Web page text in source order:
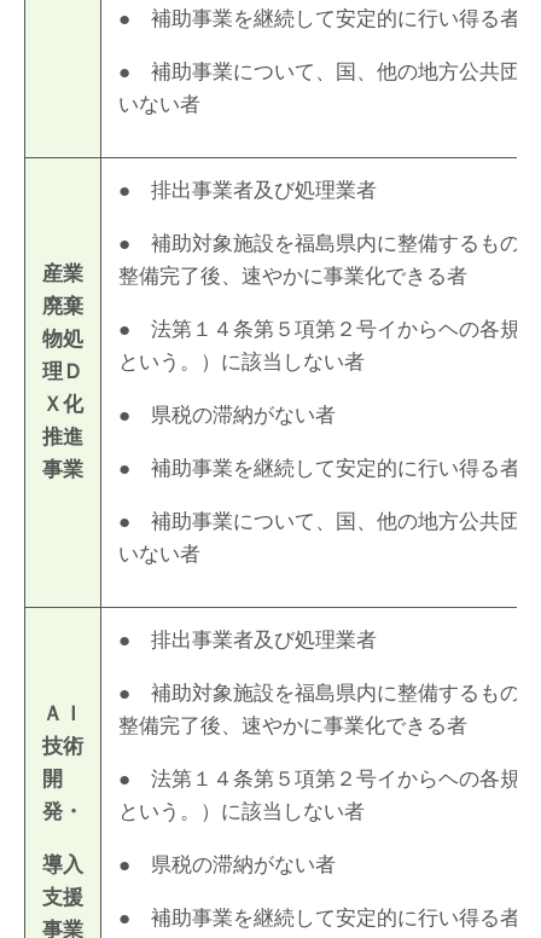
● 補助事業を継続して安定的に行い得る者
● 補助事業について、国、他の地方公共団
いない者
産業
廃棄
物処
理Ｄ
Ｘ化
推進
事業
● 排出事業者及び処理業者
● 補助対象施設を福島県内に整備するもの
整備完了後、速やかに事業化できる者
● 法第１４条第５項第２号イからヘの各規
という。）に該当しない者
● 県税の滞納がない者
● 補助事業を継続して安定的に行い得る者
● 補助事業について、国、他の地方公共団
いない者
ＡＩ
技術
開
発・
導入
支援
事業
● 排出事業者及び処理業者
● 補助対象施設を福島県内に整備するもの
整備完了後、速やかに事業化できる者
● 法第１４条第５項第２号イからヘの各規
という。）に該当しない者
● 県税の滞納がない者
● 補助事業を継続して安定的に行い得る者